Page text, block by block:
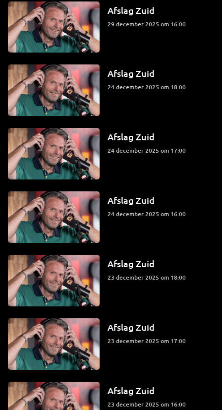
Afslag Zuid
29 december 2025 om 16:00
Afslag Zuid
24 december 2025 om 18:00
Afslag Zuid
24 december 2025 om 17:00
Afslag Zuid
24 december 2025 om 16:00
Afslag Zuid
23 december 2025 om 18:00
Afslag Zuid
23 december 2025 om 17:00
Afslag Zuid
23 december 2025 om 16:00